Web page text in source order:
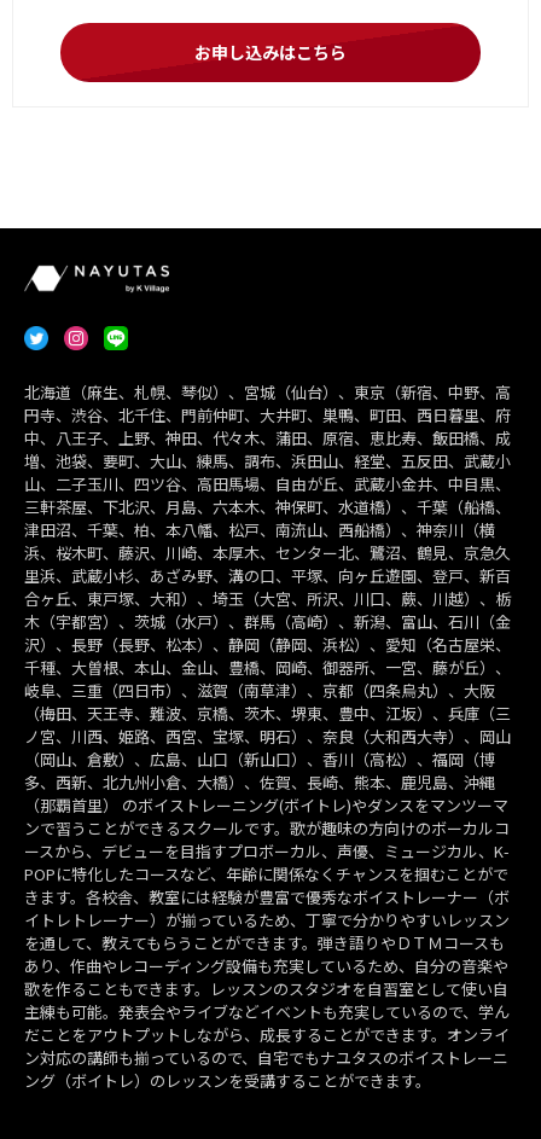
お申し込みはこちら
北海道（麻生、札幌、琴似）、宮城（仙台）、東京（新宿、中野、高
円寺、渋谷、北千住、門前仲町、大井町、巣鴨、町田、西日暮里、府
中、八王子、上野、神田、代々木、蒲田、原宿、恵比寿、飯田橋、成
増、池袋、要町、大山、練馬、調布、浜田山、経堂、五反田、武蔵小
山、二子玉川、四ツ谷、高田馬場、自由が丘、武蔵小金井、中目黒、
三軒茶屋、下北沢、月島、六本木、神保町、水道橋）、千葉（船橋、
津田沼、千葉、柏、本八幡、松戸、南流山、西船橋）、神奈川（横
浜、桜木町、藤沢、川崎、本厚木、センター北、鷺沼、鶴見、京急久
里浜、武蔵小杉、あざみ野、溝の口、平塚、向ヶ丘遊園、登戸、新百
合ヶ丘、東戸塚、大和）、埼玉（大宮、所沢、川口、蕨、川越）、栃
木（宇都宮）、茨城（水戸）、群馬（高崎）、新潟、富山、石川（金
沢）、長野（長野、松本）、静岡（静岡、浜松）、愛知（名古屋栄、
千種、大曽根、本山、金山、豊橋、岡崎、御器所、一宮、藤が丘）、
岐阜、三重（四日市）、滋賀（南草津）、京都（四条烏丸）、大阪
（梅田、天王寺、難波、京橋、茨木、堺東、豊中、江坂）、兵庫（三
ノ宮、川西、姫路、西宮、宝塚、明石）、奈良（大和西大寺）、岡山
（岡山、倉敷）、広島、山口（新山口）、香川（高松）、福岡（博
多、西新、北九州小倉、大橋）、佐賀、長崎、熊本、鹿児島、沖縄
（那覇首里） のボイストレーニング(ボイトレ)やダンスをマンツーマ
ンで習うことができるスクールです。歌が趣味の方向けのボーカルコ
ースから、デビューを目指すプロボーカル、声優、ミュージカル、K-
POPに特化したコースなど、年齢に関係なくチャンスを掴むことがで
きます。各校舎、教室には経験が豊富で優秀なボイストレーナー（ボ
イトレトレーナー）が揃っているため、丁寧で分かりやすいレッスン
を通して、教えてもらうことができます。弾き語りやＤＴＭコースも
あり、作曲やレコーディング設備も充実しているため、自分の音楽や
歌を作ることもできます。レッスンのスタジオを自習室として使い自
主練も可能。発表会やライブなどイベントも充実しているので、学ん
だことをアウトプットしながら、成長することができます。オンライ
ン対応の講師も揃っているので、自宅でもナユタスのボイストレーニ
ング（ボイトレ）のレッスンを受講することができます。